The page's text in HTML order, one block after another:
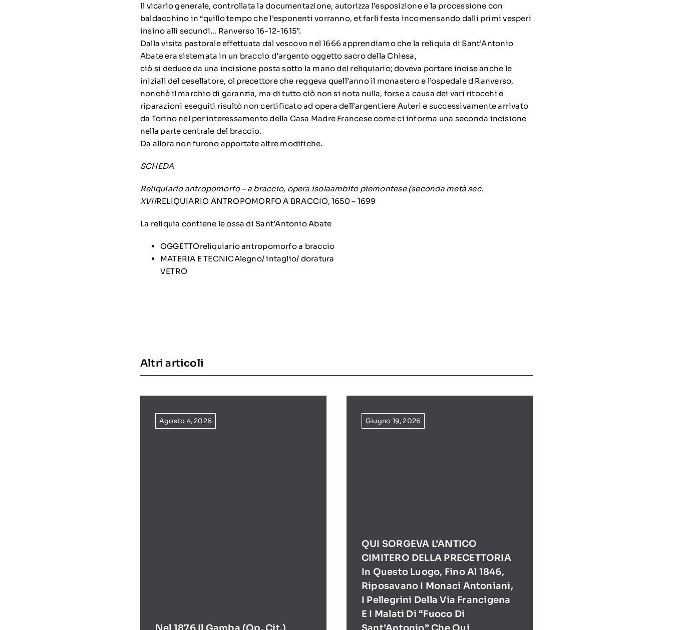
Il vicario generale, controllata la documentazione, autorizza l’esposizione e la processione con
baldacchino in “quillo tempo che l’esponenti vorranno, et farli festa incomensando dalli primi vesperi
insino alli secundi… Ranverso 16-12-1615”.
Dalla visita pastorale effettuata dal vescovo nel 1666 apprendiamo che la reliquia di Sant’Antonio
Abate era sistemata in un braccio d’argento oggetto sacro della Chiesa,
ciò si deduce da una incisione posta sotto la mano del reliquiario; doveva portare incise anche le
iniziali del cesellatore, ol precettore che reggeva quell’anno il monastero e l’ospedale d Ranverso,
nonchè il marchio di garanzia, ma di tutto ciò non si nota nulla, forse a causa dei vari ritocchi e
riparazioni eseguiti risultò non certificato ad opera dell’argentiere Auteri e successivamente arrivato
da Torino nel per interessamento della Casa Madre Francese come ci informa una seconda incisione
nella parte centrale del braccio.
Da allora non furono apportate altre modifiche.
SCHEDA
Reliquiario antropomorfo – a braccio, opera isolaambito piemontese (seconda metà sec.
XVIIRELIQUIARIO ANTROPOMORFO A BRACCIO, 1650 – 1699
La reliquia contiene le ossa di Sant’Antonio Abate
OGGETTOreliquiario antropomorfo a braccio
MATERIA E TECNICAlegno/ intaglio/ doratura
VETRO
Altri articoli
Agosto 4, 2026 Giugno 19, 2026
QUI SORGEVA L’ANTICO
CIMITERO DELLA PRECETTORIA
In Questo Luogo, Fino Al 1846,
Riposavano I Monaci Antoniani,
I Pellegrini Della Via Francigena
E I Malati Di “Fuoco Di